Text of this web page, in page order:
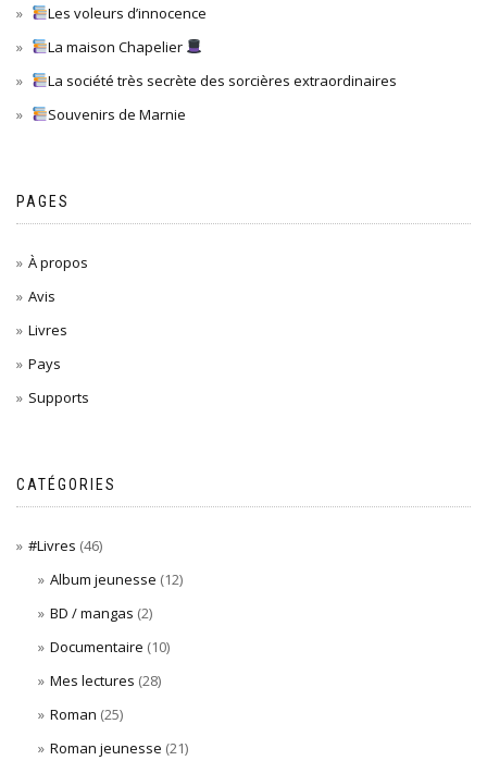
Les voleurs d’innocence
La maison Chapelier
La société très secrète des sorcières extraordinaires
Souvenirs de Marnie
PAGES
À propos
Avis
Livres
Pays
Supports
CATÉGORIES
#Livres (46)
Album jeunesse (12)
BD / mangas (2)
Documentaire (10)
Mes lectures (28)
Roman (25)
Roman jeunesse (21)